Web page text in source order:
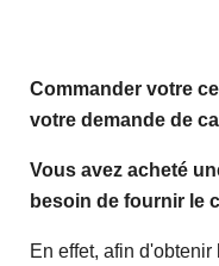
Commander votre
votre demande de
Vous avez acheté
besoin de fournir le
En effet, afin